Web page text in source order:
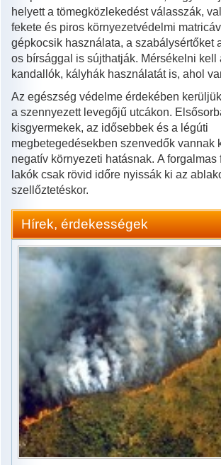
helyett a tömegközlekedést válasszák,
fekete és piros környezetvédelmi
gépkocsik használata, a szabálysértőket
os bírsággal is sújthatják. Mérsékelni kell
kandallók, kályhák használatát is, ahol
Az egészség védelme érdekében
a szennyezett levegőjű utcákon.
kisgyermekek, az idősebbek és a légúti
megbetegedésekben szenvedők vannak
negatív környezeti hatásnak. A forgalmas
lakók csak rövid időre nyissák ki az
szellőztetéskor.
Hírek, érdekességek